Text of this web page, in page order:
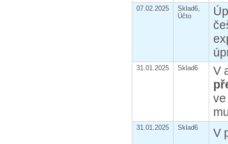
07.02.2025
Sklad6,
Účto
31.01.2025 Sklad6
V
31.01.2025 Sklad6
V